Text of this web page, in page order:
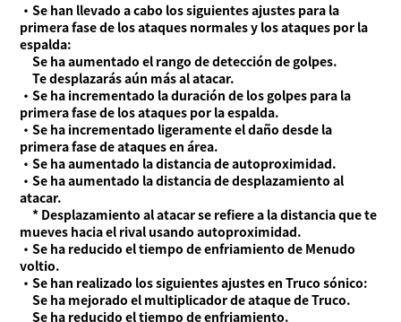
・Se han llevado a cabo los siguientes ajustes para la
primera fase de los ataques normales y los ataques por la
espalda:
Se ha aumentado el rango de detección de golpes.
Te desplazarás aún más al atacar.
・Se ha incrementado la duración de los golpes para la
primera fase de los ataques por la espalda.
・Se ha incrementado ligeramente el daño desde la
primera fase de ataques en área.
・Se ha aumentado la distancia de autoproximidad.
・Se ha aumentado la distancia de desplazamiento al
atacar.
* Desplazamiento al atacar se refiere a la distancia que te
mueves hacia el rival usando autoproximidad.
・Se ha reducido el tiempo de enfriamiento de Menudo
voltio.
・Se han realizado los siguientes ajustes en Truco sónico:
Se ha mejorado el multiplicador de ataque de Truco.
Se ha reducido el tiempo de enfriamiento.